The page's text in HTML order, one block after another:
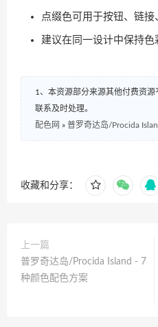
点缀色可用于按钮、链
建议在同一设计中保持
1、本资源部分来源其他付费资
联系及时处理。
配色网 » 普罗奇达岛/Procida
收藏和分享：
上一篇
普罗奇达岛/Procida Island - 7
种颜色配色方案